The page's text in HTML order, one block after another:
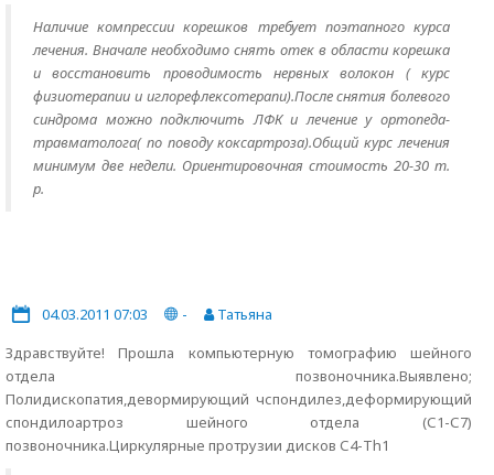
Наличие компрессии корешков требует поэтапного курса
лечения. Вначале необходимо снять отек в области корешка
и восстановить проводимость нервных волокон ( курс
физиотерапии и иглорефлексотерапи).После снятия болевого
синдрома можно подключить ЛФК и лечение у ортопеда-
травматолога( по поводу коксартроза).Общий курс лечения
минимум две недели. Ориентировочная стоимость 20-30 т.
р.
04.03.2011 07:03 -
Татьяна
Здравствуйте! Прошла компьютерную томографию шейного
отдела позвоночника.Выявлено;
Полидископатия,девормирующий чспондилез,деформирующий
спондилоартроз шейного отдела (С1-С7)
позвоночника.Циркулярные протрузии дисков С4-Тh1